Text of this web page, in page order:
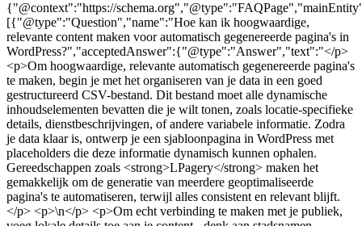
{"@context":"https://
[{"@type":"Question","name":"Hoe kan ik hoogwaardige,
relevante content maken voor automatisch gegenereerde pagina's in
WordPress?","acceptedAnswer":{"@type":"Answer","text":"</p>
<p>Om hoogwaardige, relevante automatisch gegenereerde pagina's
te maken, begin je met het organiseren van je data in een goed
gestructureerd CSV-bestand. Dit bestand moet alle dynamische
inhoudselementen bevatten die je wilt tonen, zoals locatie-specifieke
details, dienstbeschrijvingen, of andere variabele informatie. Zodra
je data klaar is, ontwerp je een sjabloonpagina in WordPress met
placeholders die deze informatie dynamisch kunnen ophalen.
Gereedschappen zoals <strong>LPagery</strong> maken het
gemakkelijk om de generatie van meerdere geoptimaliseerde
pagina's te automatiseren, terwijl alles consistent en relevant blijft.
</p> <p>\n</p> <p>Om echt verbinding te maken met je publiek,